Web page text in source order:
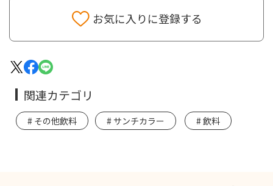
お気に入りに登録する
関連カテゴリ
その他飲料 サンチカラー 飲料